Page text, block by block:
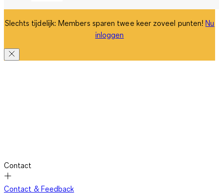
Slechts tijdelijk: Members sparen twee keer zoveel punten!Nu
inloggen
Contact
Contact & Feedback